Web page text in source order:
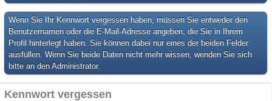
Wenn Sie Ihr Kennwort vergessen haben, müssen Sie entweder den
Benutzernamen oder die E-Mail-Adresse angeben, die Sie in Ihrem
Profil hinterlegt haben. Sie können dabei nur eines der beiden Felder
ausfüllen. Wenn Sie beide Daten nicht mehr wissen, wenden Sie sich
bitte an den Administrator.
Kennwort vergessen